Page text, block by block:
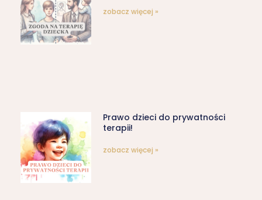
zobacz więcej »
Prawo dzieci do prywatności
terapii!
zobacz więcej »